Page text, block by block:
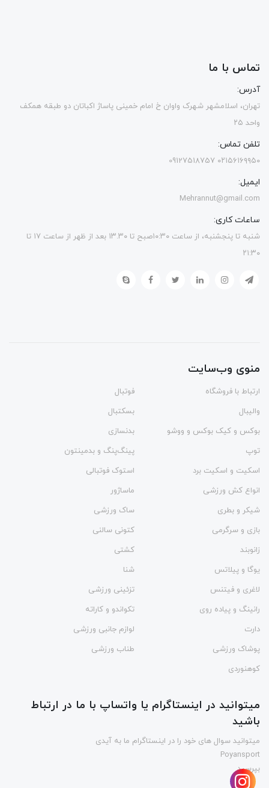
تماس با ما
آدرس:
تهران، اسلامشهر شهرک واوان خ امام خمینی پاساژ اکباتان دو طبقه همکف
واحد ۲۵
تلفن تماس:
۰۲۱۵۶۱۶۹۹۵۰ 09127518757
ایمیل:
Mehrannut@gmail.com
ساعات کاری:
شنبه تا پنجشنبه، از ساعت ۱۰:۳۰صبح تا ۱۳.۳۰ بعد از ظهر از ساعت ۱۷ تا
۲۱:۳۰
منوی وب‌سایت
ارتباط با فروشگاه
فوتبال
والیبال
بسکتبال
بوکس و کیک بوکس و ووشو
بدنسازی
توپ
پینگ‌پنگ و بدمينتون
اسکیت و اسکیت برد
استوک فوتبالی
انواع کش ورزشی
ماساژور
شیکر و بطری
ساک ورزشی
بازی و سرگرمی
کتونی سالنی
زانوبند
کشتی
یوگا و پیلاتس
شنا
لاغری و فیتنس
تزئینی ورزشی
رانینگ و پیاده روی
تکواندو و کاراته
دارت
لوازم جانبی ورزشی
پوشاک ورزشی
طناب ورزشی
کوهنوردی
میتوانید در اینستاگرام یا واتساپ با ما در ارتباط
باشید
میتوانید سوال های خود را در اینستاگرام ما به آیدی
Poyansport
بپرسید